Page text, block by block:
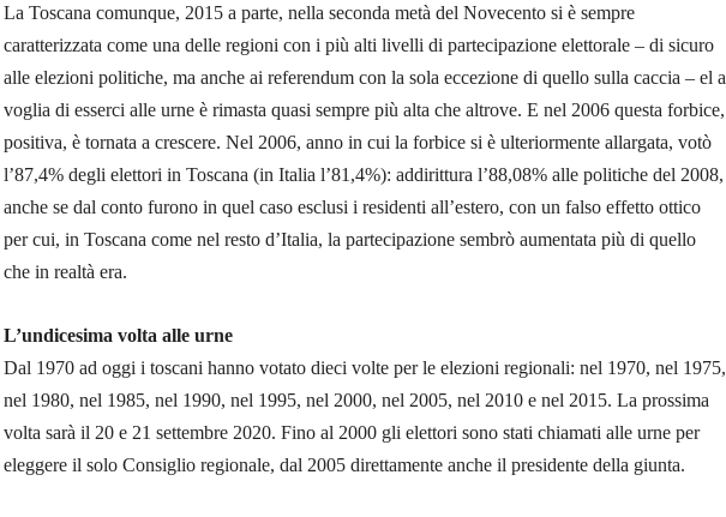
La Toscana comunque, 2015 a parte, nella seconda metà del Novecento si è sempre
caratterizzata come una delle regioni con i più alti livelli di partecipazione elettorale – di sicuro
alle elezioni politiche, ma anche ai referendum con la sola eccezione di quello sulla caccia – el a
voglia di esserci alle urne è rimasta quasi sempre più alta che altrove. E nel 2006 questa forbice,
positiva, è tornata a crescere. Nel 2006, anno in cui la forbice si è ulteriormente allargata, votò
l’87,4% degli elettori in Toscana (in Italia l’81,4%): addirittura l’88,08% alle politiche del 2008,
anche se dal conto furono in quel caso esclusi i residenti all’estero, con un falso effetto ottico
per cui, in Toscana come nel resto d’Italia, la partecipazione sembrò aumentata più di quello
che in realtà era.
L’undicesima volta alle urne
Dal 1970 ad oggi i toscani hanno votato dieci volte per le elezioni regionali: nel 1970, nel 1975,
nel 1980, nel 1985, nel 1990, nel 1995, nel 2000, nel 2005, nel 2010 e nel 2015. La prossima
volta sarà il 20 e 21 settembre 2020. Fino al 2000 gli elettori sono stati chiamati alle urne per
eleggere il solo Consiglio regionale, dal 2005 direttamente anche il presidente della giunta.